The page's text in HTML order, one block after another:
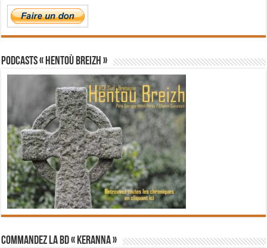
PODCASTS « Hentoù Breizh »
Commandez la BD « Keranna »